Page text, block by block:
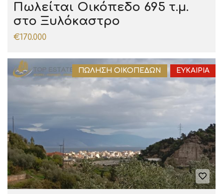
Πωλείται Οικόπεδο 695 τ.μ.
στο Ξυλόκαστρο
€170.000
ΕΥΚΑΙΡΊΑ
ΠΏΛΗΣΗ ΟΙΚΟΠΈΔΩΝ